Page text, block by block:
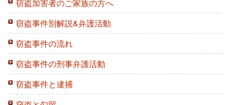
窃盗加害者のご家族の方へ
窃盗事件別解説&弁護活動
窃盗事件の流れ
窃盗事件の刑事弁護活動
窃盗事件と逮捕